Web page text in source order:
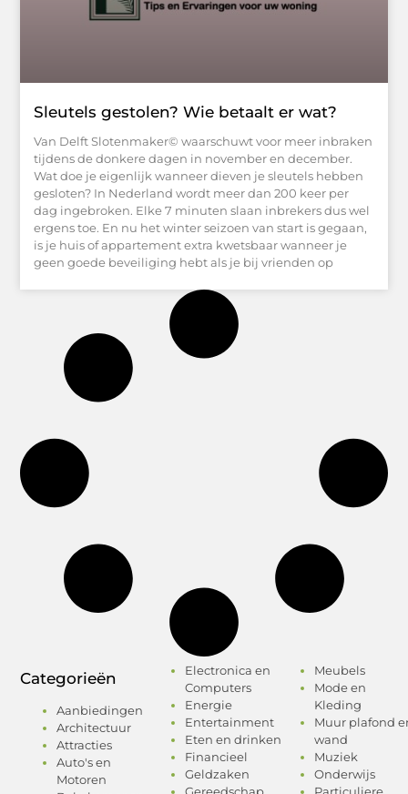
Sleutels gestolen? Wie betaalt er wat?
Van Delft Slotenmaker© waarschuwt voor meer inbraken
tijdens de donkere dagen in november en december.
Wat doe je eigenlijk wanneer dieven je sleutels hebben
gesloten? In Nederland wordt meer dan 200 keer per
dag ingebroken. Elke 7 minuten slaan inbrekers dus wel
ergens toe. En nu het winter seizoen van start is gegaan,
is je huis of appartement extra kwetsbaar wanneer je
geen goede beveiliging hebt als je bij vrienden op
Categorieën
Aanbiedingen
Architectuur
Attracties
Auto's en
Motoren
Electronica en
Computers
Energie
Entertainment
Eten en drinken
Financieel
Geldzaken
Meubels
Mode en
Kleding
Muur plafond
wand
Muziek
Onderwijs